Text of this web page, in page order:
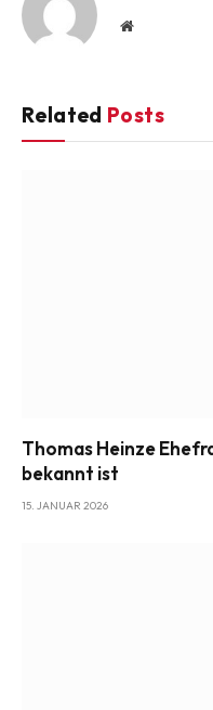
Website
Related Posts
Thomas Heinze
bekannt ist
15. JANUAR 2026